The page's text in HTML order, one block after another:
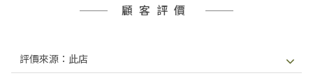
顧客評價